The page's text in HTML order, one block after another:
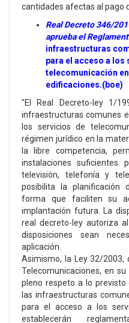
cantidades afectas al pago
Real Decreto 346/
aprueba el
infraestructuras
para el acceso a los
telecomunicación
edificaciones.(boe)
"El Real Decreto-ley 1/
infraestructuras comunes
los servicios de
régimen jurídico en la
la libre competencia,
instalaciones suficientes
televisión, telefonía y
posibilita la planificación
forma que faciliten su
implantación futura. La
real decreto-ley autoriza
disposiciones sean
aplicación.
Asimismo, la Ley 32/2003,
Telecomunicaciones, en
pleno respeto a lo previsto
las infraestructuras
para el acceso a los
establecerán